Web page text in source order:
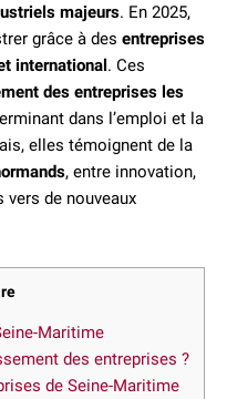
majeurs. En 2025,
grâce à des entreprises
international. Ces
des entreprises les
dans l’emploi et la
elles témoignent de la
, entre innovation,
de nouveaux
Maritime
des entreprises ?
de Seine-Maritime